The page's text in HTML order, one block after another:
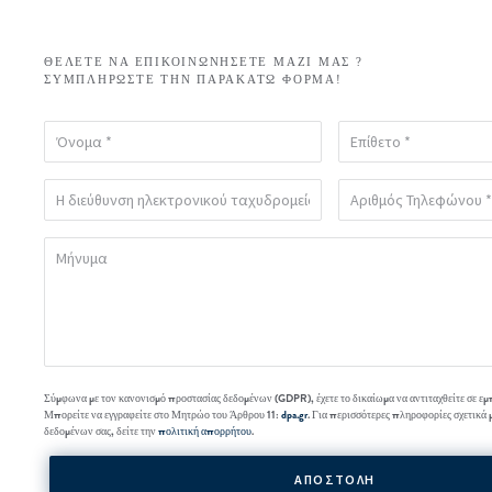
ΘΈΛΕΤΕ ΝΑ ΕΠΙΚΟΙΝΩΝΉΣΕΤΕ ΜΑΖΊ ΜΑΣ ?
ΣΥΜΠΛΗΡΏΣΤΕ ΤΗΝ ΠΑΡΑΚΆΤΩ ΦΌΡΜΑ!
Σύμφωνα με τον κανονισμό προστασίας δεδομένων (GDPR), έχετε το δικαίωμα να αντιταχθείτε σε
Μπορείτε να εγγραφείτε στο Μητρώο του Άρθρου 11: dpa.gr. Για περισσότερες πληροφορίες σχετικά
δεδομένων σας, δείτε τηνπολιτική απορρήτου.